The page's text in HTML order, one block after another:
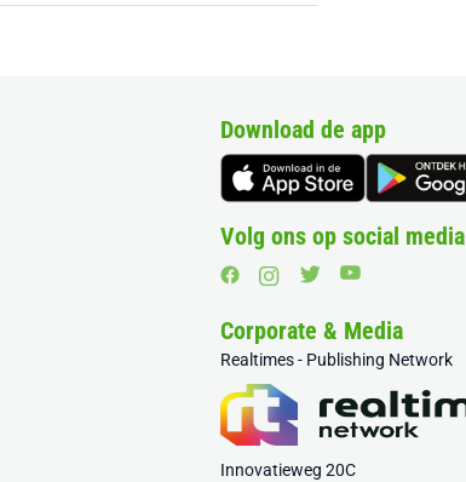
Download de app
Volg ons op social media
Corporate & Media
Realtimes - Publishing Network
Innovatieweg 20C